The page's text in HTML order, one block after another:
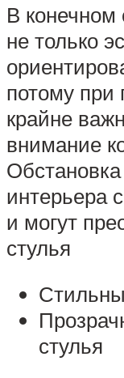
В конечном
не только
потому при
крайне
внимание
интерьера
и могут
стулья
стулья